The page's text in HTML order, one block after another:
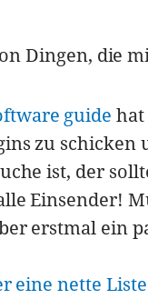
Dingen, die
guide
zu
ist, der
Einsender!
erstmal ein
eine nette